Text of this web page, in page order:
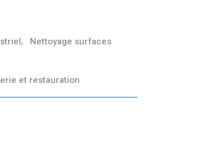
la propreté des supports traités
rapide des salissures
, Nettoyage surfaces
et restauration